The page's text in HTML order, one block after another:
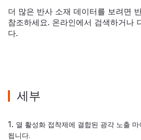
더 많은 반사 소재 데이터를 보려면
참조하세요. 온라인에서 검색하거나
다.
세부
1. 열 활성화 접착제에 결합된 광각 노출
됩니다.